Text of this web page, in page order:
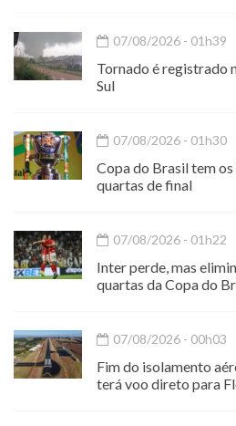
07/08/2026 - 01h39
Tornado é registrado
Sul
07/08/2026 - 01h30
Copa do Brasil tem
quartas de final
07/08/2026 - 01h22
Inter perde, mas
quartas da Copa do
07/08/2026 - 00h03
Fim do isolamento
terá voo direto para